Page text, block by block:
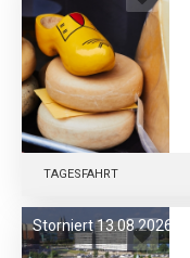
TAGESFAHRT
Storniert 13.08.2026